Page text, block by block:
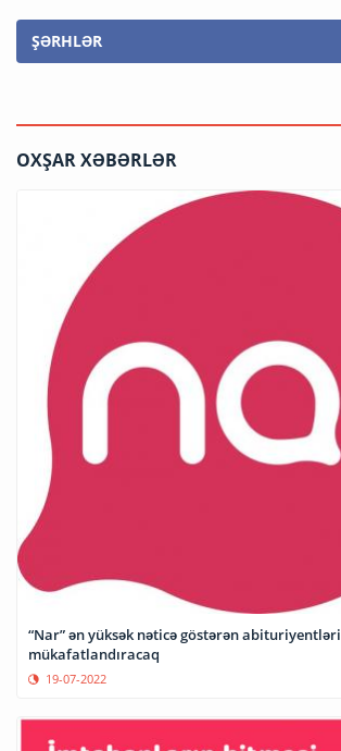
ŞƏRHLƏR
OXŞAR XƏBƏRLƏR
“Nar” ən yüksək nəticə göstərən abituriyentləri
mükafatlandıracaq
19-07-2022